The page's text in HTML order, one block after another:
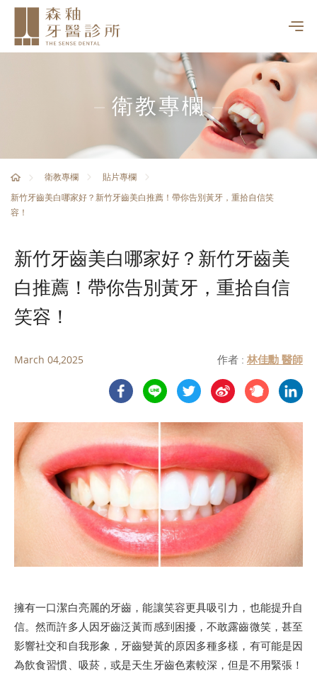
衛教專欄
衛教專欄
貼片專欄
新竹牙齒美白哪家好？新竹牙齒美白推薦！帶你告別黃牙，重拾自信笑
容！
新竹牙齒美白哪家好？新竹牙齒美
白推薦！帶你告別黃牙，重拾自信
笑容！
March 04,2025 作者 : 林佳勳 醫師
擁有一口潔白亮麗的牙齒，能讓笑容更具吸引力，也能提升自
信。然而許多人因牙齒泛黃而感到困擾，不敢露齒微笑，甚至
影響社交和自我形象，牙齒變黃的原因多種多樣，有可能是因
為飲食習慣、吸菸，或是天生牙齒色素較深，但是不用緊張！